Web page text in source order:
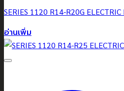
SERIES 1120 R14-R20G ELECTRIC
อ่านเพิ่ม